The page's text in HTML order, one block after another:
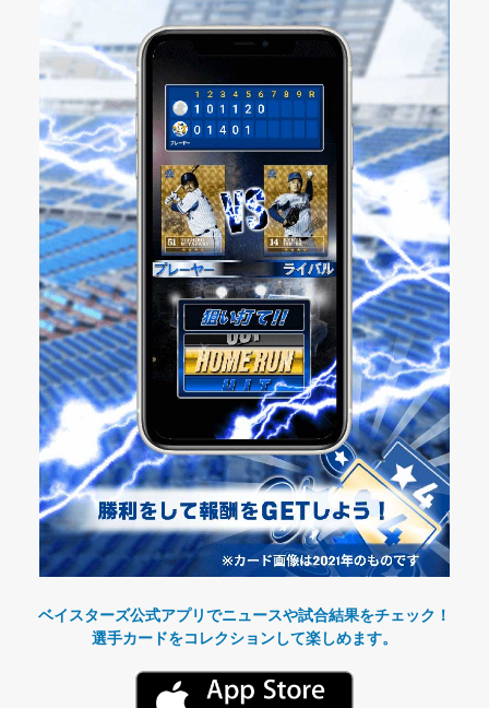
ベイスターズ公式アプリでニュースや試合結果をチェック！
選手カードをコレクションして楽しめます。